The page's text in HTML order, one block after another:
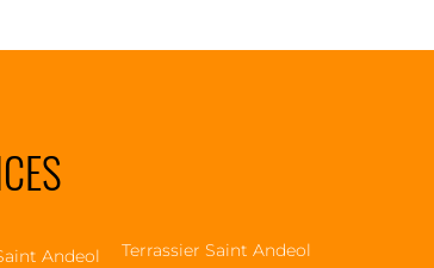
Andeol
Terrassier Saint Andeol